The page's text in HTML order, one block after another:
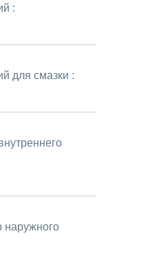
:
для смазки :
наружного